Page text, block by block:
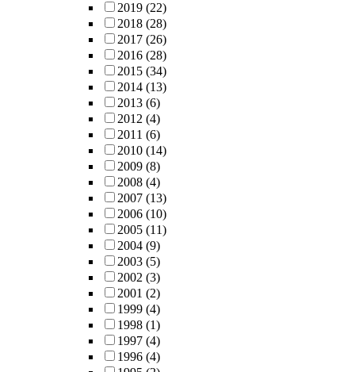
2019 (22)
2018 (28)
2017 (26)
2016 (28)
2015 (34)
2014 (13)
2013 (6)
2012 (4)
2011 (6)
2010 (14)
2009 (8)
2008 (4)
2007 (13)
2006 (10)
2005 (11)
2004 (9)
2003 (5)
2002 (3)
2001 (2)
1999 (4)
1998 (1)
1997 (4)
1996 (4)